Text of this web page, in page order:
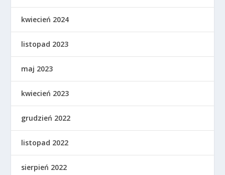
kwiecień 2024
listopad 2023
maj 2023
kwiecień 2023
grudzień 2022
listopad 2022
sierpień 2022